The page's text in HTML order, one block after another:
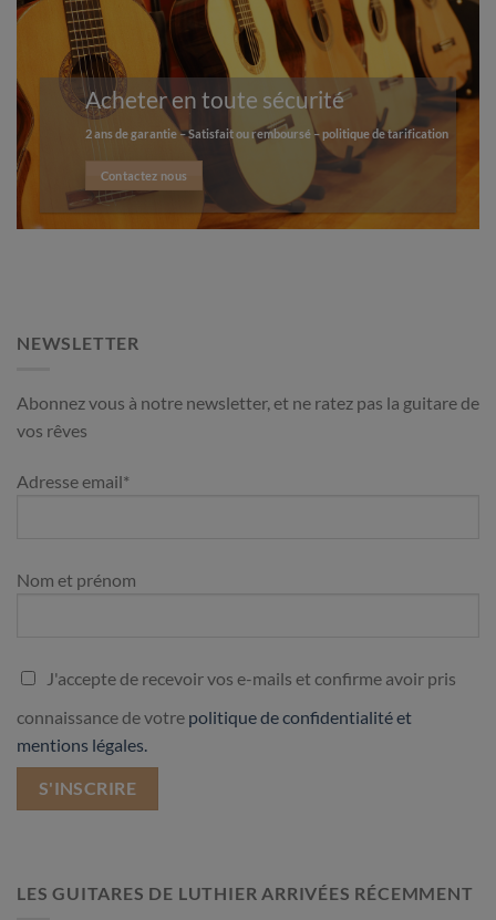
Acheter en toute sécurité
2 ans de garantie – Satisfait ou remboursé – politique de tarification
Contactez nous
NEWSLETTER
Abonnez vous à notre newsletter, et ne ratez pas la guitare de
vos rêves
Adresse email*
Nom et prénom
J'accepte de recevoir vos e-mails et confirme avoir pris
connaissance de votre politique de confidentialité et
mentions légales.
LES GUITARES DE LUTHIER ARRIVÉES RÉCEMMENT